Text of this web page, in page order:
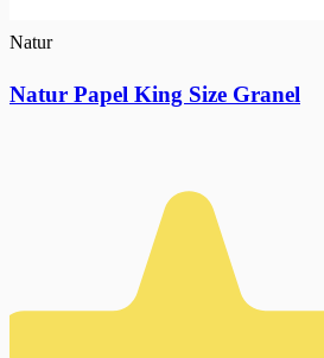
Natur
Natur Papel King Size Granel